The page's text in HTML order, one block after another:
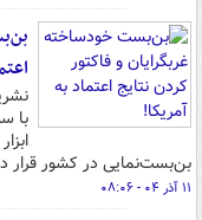
با
بن‌بست‌نمایی در کشور قرار
۱۱ آذر ۰۴ - ۰۸:۰۶